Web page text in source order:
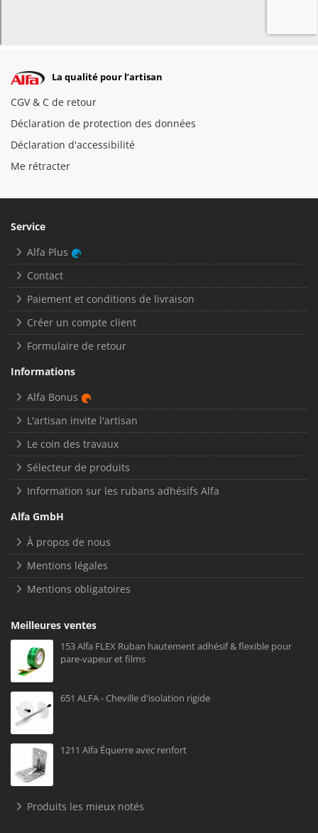
La qualité pour l’artisan
CGV & C de retour
Déclaration de protection des données
Déclaration d'accessibilité
Me rétracter
Service
Alfa Plus
Contact
Paiement et conditions de livraison
Créer un compte client
Formulaire de retour
Informations
Alfa Bonus
L'artisan invite l'artisan
Le coin des travaux
Sélecteur de produits
Information sur les rubans adhésifs Alfa
Alfa GmbH
À propos de nous
Mentions légales
Mentions obligatoires
Meilleures ventes
153 Alfa FLEX Ruban hautement adhésif & flexible pour
pare-vapeur et films
651 ALFA - Cheville d'isolation rigide
1211 Alfa Équerre avec renfort
Produits les mieux notés